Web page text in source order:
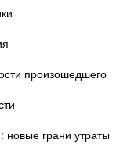
произошедшего
грани утраты